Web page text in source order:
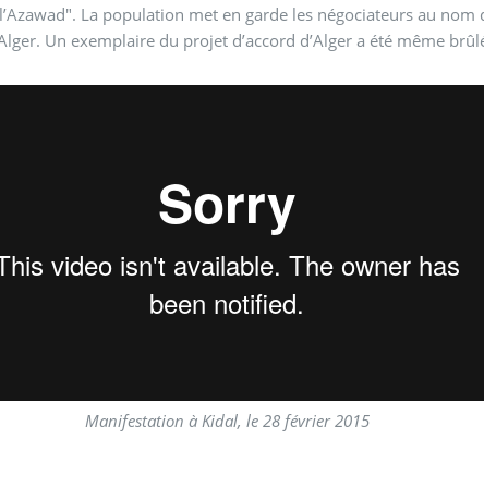
La population met en garde les négociateurs au nom
Un exemplaire du projet d’accord d’Alger a été même
Manifestation à Kidal, le 28 février 2015